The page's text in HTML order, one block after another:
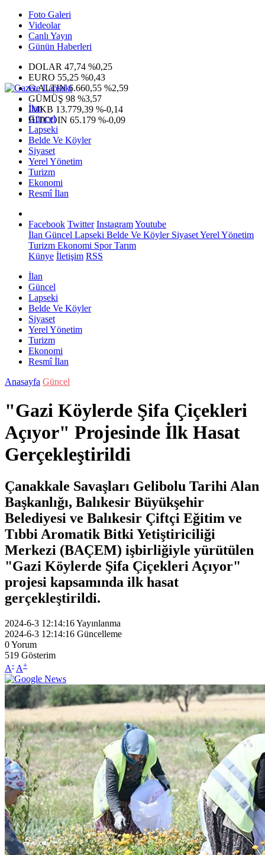
Foto Galeri
Videolar
Canlı Yayın
Günün Haberleri
DOLAR 47,74 %0,25
EURO 55,25 %0,43
G.ALTIN6.660,55 %2,59
GÜMÜŞ 98 %3,57
IMKB 13.779,39 %-0,14
BITCOIN 65.179 %-0,09
İlan
Güncel
Lapseki
Belde Ve Köyler
Siyaset
Yerel Yönetim
Turizm
Ekonomi
Resmî İlan
Facebook Twitter InstagramYoutube
İlan Güncel Lapseki Belde Ve KöylerSiyasetYerel Yönetim
Turizm Ekonomi SporTarım
Künye İletişim RSS
İlan
Güncel
Lapseki
Belde Ve Köyler
Siyaset
Yerel Yönetim
Turizm
Ekonomi
Resmî İlan
Anasayfa Güncel
"Gazi Köylerde Şifa Çiçekleri
Açıyor" Projesinde İlk Hasat
Gerçekleştirildi
Çanakkale Savaşları Gelibolu Tarihi Alan
Başkanlığı, Balıkesir Büyükşehir
Belediyesi ve Balıkesir Çiftçi Eğitim ve
Tıbbi Aromatik Bitki Yetiştiriciliği
Merkezi (BAÇEM) işbirliğiyle yürütülen
"Gazi Köylerde Şifa Çiçekleri Açıyor"
projesi kapsamında ilk hasat
gerçekleştirildi.
2024-6-3 12:14:16Yayınlanma
2024-6-3 12:14:16 Güncelleme
0Yorum
519 Gösterim
A- A+